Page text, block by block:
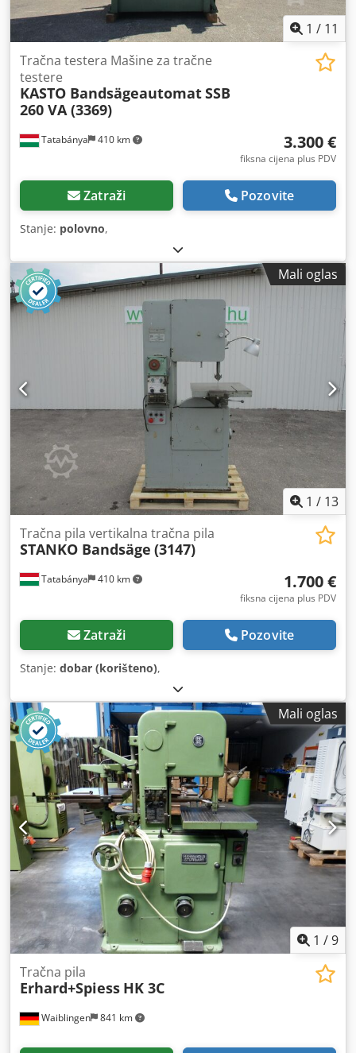
1 / 11
Tatabánya 410 km
Tračna testera Mašine za tračne
testere
KASTO BandsägeautomatSSB
260 VA (3369)
3.300 €
fiksna cijena plus PDV
Zatraži Pozovite
Stanje: polovno,
Mali oglas
1 / 13
Tatabánya 410 km
Tračna pila vertikalna tračna pila
STANKO Bandsäge (3147)
1.700 €
fiksna cijena plus PDV
Zatraži Pozovite
Stanje: dobar (korišteno),
Mali oglas
1 /9
Waiblingen 841 km
Tračna pila
Erhard+Spiess HK 3C